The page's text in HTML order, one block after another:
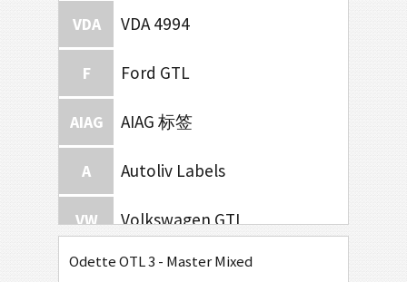
VDA VDA 4994
F Ford GTL
AIAG AIAG 标签
A Autoliv Labels
VW Volkswagen GTL
GM General Motors
Odette OTL 3 - Master Mixed